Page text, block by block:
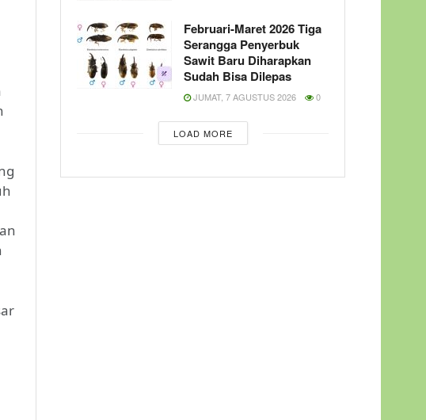
Februari-Maret 2026 Tiga
Serangga Penyerbuk
Sawit Baru Diharapkan
Sudah Bisa Dilepas
JUMAT, 7 AGUSTUS 2026 0
LOAD MORE